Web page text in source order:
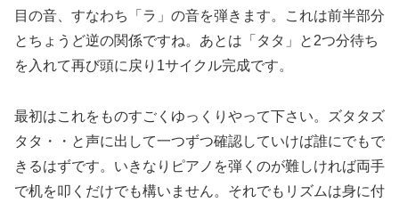
目の音、すなわち「ラ」の音を弾きます。これは前半部分
とちょうど逆の関係ですね。あとは「タタ」と2つ分待ち
を入れて再び頭に戻り1サイクル完成です。
最初はこれをものすごくゆっくりやって下さい。ズタタズ
タタ・・と声に出して一つずつ確認していけば誰にでもで
きるはずです。いきなりピアノを弾くのが難しければ両手
で机を叩くだけでも構いません。それでもリズムは身に付